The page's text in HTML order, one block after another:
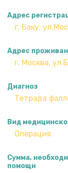
Адрес
Адрес
Диагноз
Вид
Сумма,
помощи